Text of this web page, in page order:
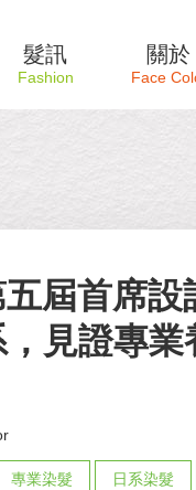
髮訊 關於
屆首席設
，見證專
專業染髮 日系染髮